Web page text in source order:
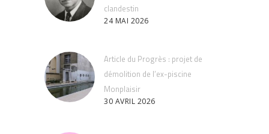
clandestin
24 MAI 2026
Article du Progrès : projet de
démolition de l’ex-piscine
Monplaisir
30 AVRIL 2026